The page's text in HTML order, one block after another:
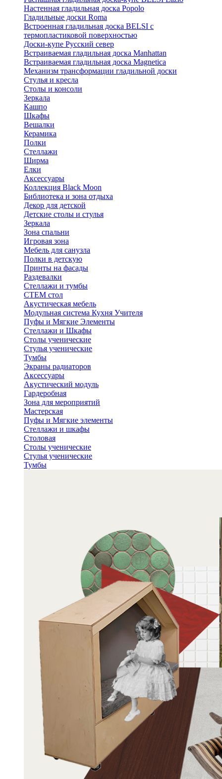
Настенная гладильная доска Popolo
Гладильные доски Roma
Встроенная гладильная доска BELSI с
термопластиковой поверхностью
Доски-купе Русский север
Встраиваемая гладильная доска Manhattan
Встраиваемая гладильная доска Magnetica
Механизм трансформации гладильной доски
Стyлья и кресла
Столы и консоли
Зеркала
Кашпо
Шкафы
Вешалки
Керамика
Полки
Стеллажи
Ширма
Елки
Аксессуары
Коллекция Black Moon
Библиотека и зона отдыха
Декор для детской
Детские столы и стулья
Зеркала
Зона спальни
Игровая зона
Мебель для санузла
Полки в детскую
Принты на фасады
Раздевалки
Стеллажи и тумбы
СТЕМ стол
Акустическая мебель
Модульная система Кухня Учителя
Пуфы и Мягкие Элементы
Стеллажи и Шкафы
Столы ученические
Стулья ученические
Тумбы
Экраны радиаторов
Аксессуары
Акустический модуль
Гардеробная
Зона для мероприятий
Мастерская
Пуфы и Мягкие элементы
Стеллажи и шкафы
Столовая
Столы ученические
Стулья ученические
Тумбы